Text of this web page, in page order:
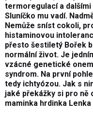
termoregulací a
Sluníčko mu vadí.
Nemůže sníst cokoli,
histaminovou
přesto šestiletý Bořek
normální život. Je
vzácné genetické
syndrom. Na první
tedy ichtyózou. Jak s
jaké překážky si pro ně
maminka hrdinka